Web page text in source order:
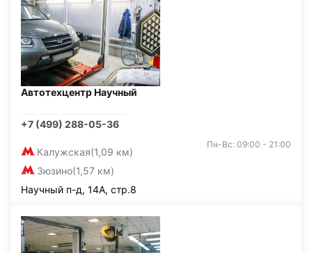
Автотехцентр Научный
+7 (499) 288-05-36
Калужская(1,09 км)
Зюзино(1,57 км)
Пн-Вс: 09:00 - 21:00
Научный п-д, 14А, стр.8